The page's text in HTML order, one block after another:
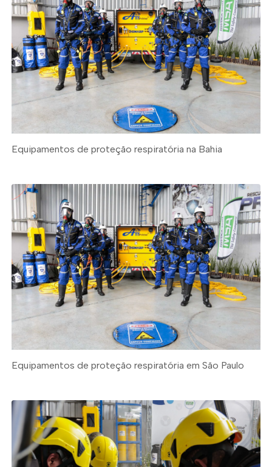
Equipamentos de proteção respiratória na Bahia
Equipamentos de proteção respiratória em São Paulo